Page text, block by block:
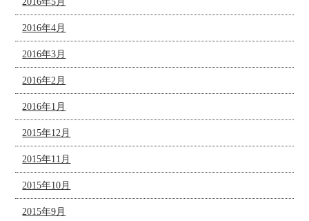
2016年4月
2016年3月
2016年2月
2016年1月
2015年12月
2015年11月
2015年10月
2015年9月